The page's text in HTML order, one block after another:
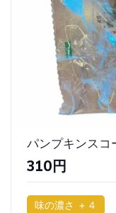
310円
味の濃さ ＋４